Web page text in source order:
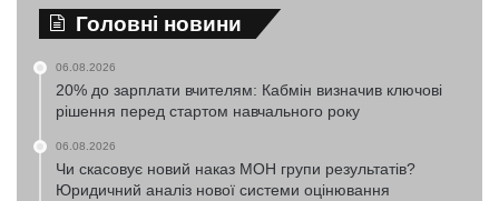
Головні новини
06.08.2026
20% до зарплати вчителям: Кабмін визначив ключові
рішення перед стартом навчального року
06.08.2026
Чи скасовує новий наказ МОН групи результатів?
Юридичний аналіз нової системи оцінювання